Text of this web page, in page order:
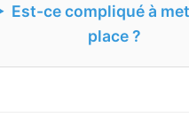
Est-ce compliqué à
place ?